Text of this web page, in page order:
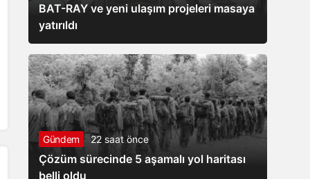
BAT-RAY ve yeni ulaşım projeleri masaya
yatırıldı
Gündem 22 saat önce
Çözüm sürecinde 5 aşamalı yol haritası
belli oldu